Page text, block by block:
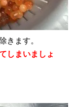
きます。
しまいましょ